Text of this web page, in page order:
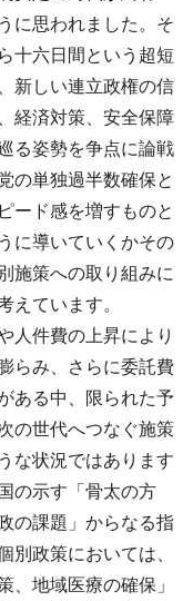
に思われました。そ
十六日間という超短
新しい連立政権の信
経済対策、安全保障
る姿勢を争点に論戦
の単独過半数確保と
ード感を増すものと
に導いていくかその
施策への取り組みに
えています。
人件費の上昇により
らみ、さらに委託費
ある中、限られた予
の世代へつなぐ施策
な状況ではあります
の示す「骨太の方
の課題」からなる指
別政策においては、
、地域医療の確保」